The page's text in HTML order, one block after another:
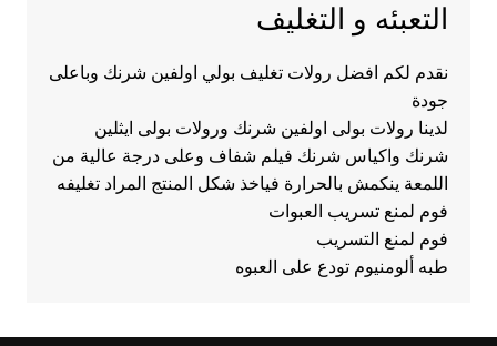
التعبئه و التغليف
نقدم لكم افضل رولات تغليف بولي اولفين شرنك وباعلى
جودة
لدينا رولات بولى اولفين شرنك ورولات بولى ايثلين
شرنك واكياس شرنك فيلم شفاف وعلى درجة عالية من
اللمعة ينكمش بالحرارة فياخذ شكل المنتج المراد تغليفه
فوم لمنع تسريب العبوات
فوم لمنع التسريب
طبه ألومنيوم تودع على العبوه